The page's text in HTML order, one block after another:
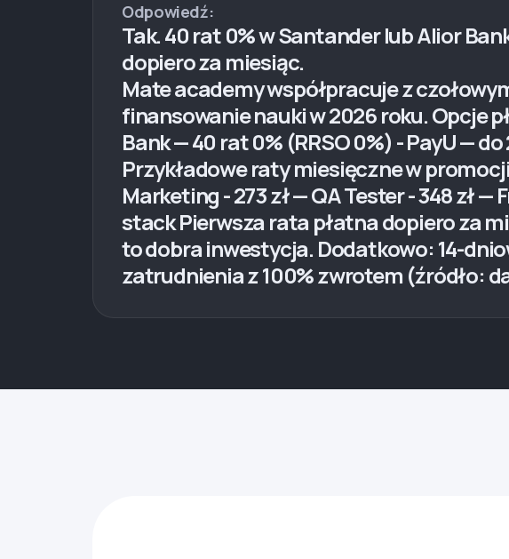
Odpowiedź:
Tak. 40 rat 0% w Santander lub Alior
dopiero za miesiąc.
Mate academy współpracuje z
finansowanie nauki w 2026 roku. Opcje
Bank — 40 rat 0% (RRSO 0%) - PayU —
Przykładowe raty miesięczne w
Marketing - 273 zł — QA Tester - 348 zł
stack Pierwsza rata płatna dopiero za
to dobra inwestycja. Dodatkowo: 14-
zatrudnienia z 100% zwrotem (źródło: